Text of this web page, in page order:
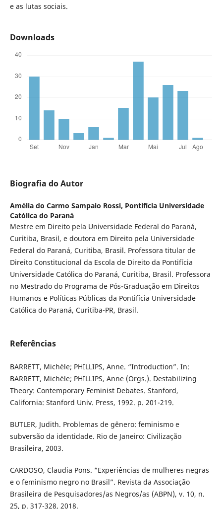
e as lutas sociais.
Downloads
Biografia do Autor
Amélia do Carmo Sampaio Rossi, Pontifícia Universidade
Católica do Paraná
Mestre em Direito pela Universidade Federal do Paraná,
Curitiba, Brasil, e doutora em Direito pela Universidade
Federal do Paraná, Curitiba, Brasil. Professora titular de
Direito Constitucional da Escola de Direito da Pontifícia
Universidade Católica do Paraná, Curitiba, Brasil. Professora
no Mestrado do Programa de Pós-Graduação em Direitos
Humanos e Políticas Públicas da Pontifícia Universidade
Católica do Paraná, Curitiba-PR, Brasil.
Referências
BARRETT, Michèle; PHILLIPS, Anne. “Introduction”. In:
BARRETT, Michèle; PHILLIPS, Anne (Orgs.). Destabilizing
Theory: Contemporary Feminist Debates. Stanford,
California: Stanford Univ. Press, 1992. p. 201-219.
BUTLER, Judith. Problemas de gênero: feminismo e
subversão da identidade. Rio de Janeiro: Civilização
Brasileira, 2003.
CARDOSO, Claudia Pons. “Experiências de mulheres negras
e o feminismo negro no Brasil”. Revista da Associação
Brasileira de Pesquisadores/as Negros/as (ABPN), v. 10, n.
25, p. 317-328, 2018.